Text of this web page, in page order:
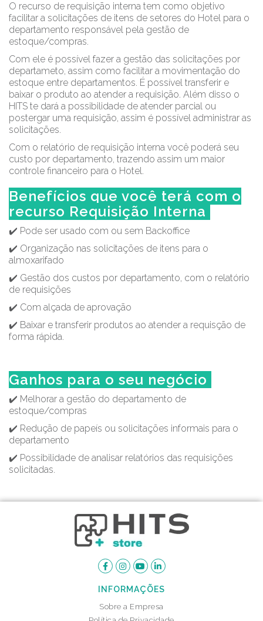
O recurso de requisição interna tem como objetivo
facilitar a solicitações de itens de setores do Hotel para o
departamento responsável pela gestão de
estoque/compras.
Com ele é possível fazer a gestão das solicitações por
departameto, assim como facilitar a movimentação do
estoque entre departamentos. É possível transferir e
baixar o produto ao atender a requisição. Além disso o
HITS te dará a possibilidade de atender parcial ou
postergar uma requisição, assim é possível administrar as
solicitações.
Com o relatório de requisição interna você poderá seu
custo por departamento, trazendo assim um maior
controle financeiro para o Hotel.
Benefícios que você terá com o
recurso Requisição Interna
✔️ Pode ser usado com ou sem Backoffice
✔️ Organização nas solicitações de itens para o
almoxarifado
✔️ Gestão dos custos por departamento, com o relatório
de requisições
✔️ Com alçada de aprovação
✔️ Baixar e transferir produtos ao atender a requisção de
forma rápida.
Ganhos para o seu negócio
✔️ Melhorar a gestão do departamento de
estoque/compras
✔️ Redução de papeís ou solicitações informais para o
departamento
✔️ Possibilidade de analisar relatórios das requisições
solicitadas.
INFORMAÇÕES
Sobre a Empresa